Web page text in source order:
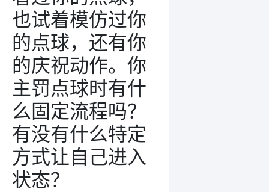
也试着模仿过你
的点球，还有你
的庆祝动作。你
主罚点球时有什
么固定流程吗？
有没有什么特定
方式让自己进入
状态？